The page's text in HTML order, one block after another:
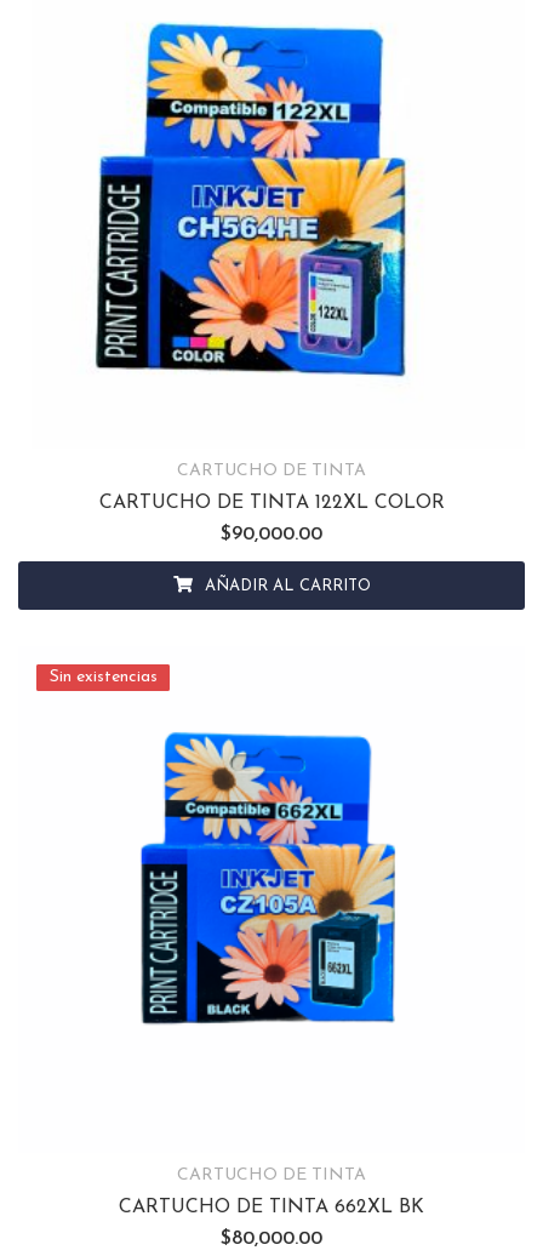
CARTUCHO DE TINTA
CARTUCHO DE TINTA 122XL COLOR
$90,000.00
AÑADIR AL CARRITO
Sin existencias
Sin existencias
CARTUCHO DE TINTA
CARTUCHO DE TINTA 662XL BK
$80,000.00